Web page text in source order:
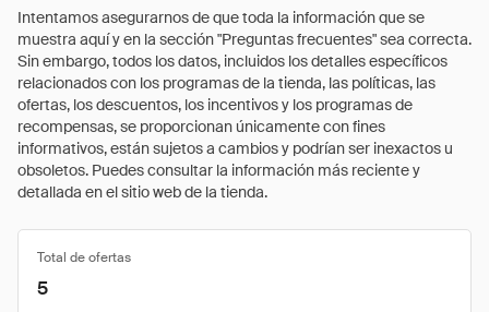
Intentamos asegurarnos de que toda la información que se
muestra aquí y en la sección "Preguntas frecuentes" sea correcta.
Sin embargo, todos los datos, incluidos los detalles específicos
relacionados con los programas de la tienda, las políticas, las
ofertas, los descuentos, los incentivos y los programas de
recompensas, se proporcionan únicamente con fines
informativos, están sujetos a cambios y podrían ser inexactos u
obsoletos. Puedes consultar la información más reciente y
detallada en el sitio web de la tienda.
Total de ofertas
5